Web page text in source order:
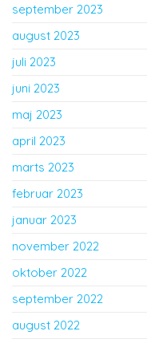
september 2023
august 2023
juli 2023
juni 2023
maj 2023
april 2023
marts 2023
februar 2023
januar 2023
november 2022
oktober 2022
september 2022
august 2022